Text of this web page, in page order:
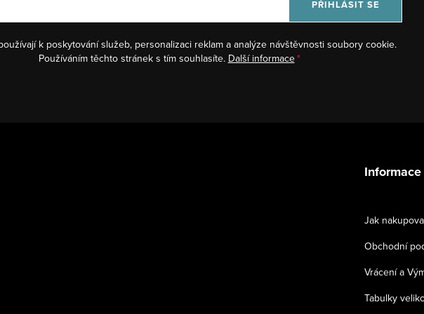
k poskytování služeb, personalizaci reklam a analýze návštěvnosti soubory cookie.
Používáním těchto stránek s tím souhlasíte. Další informace
PŘIHLÁSIT SE
Jak
Obchodní
Vrácení a
Tabulky